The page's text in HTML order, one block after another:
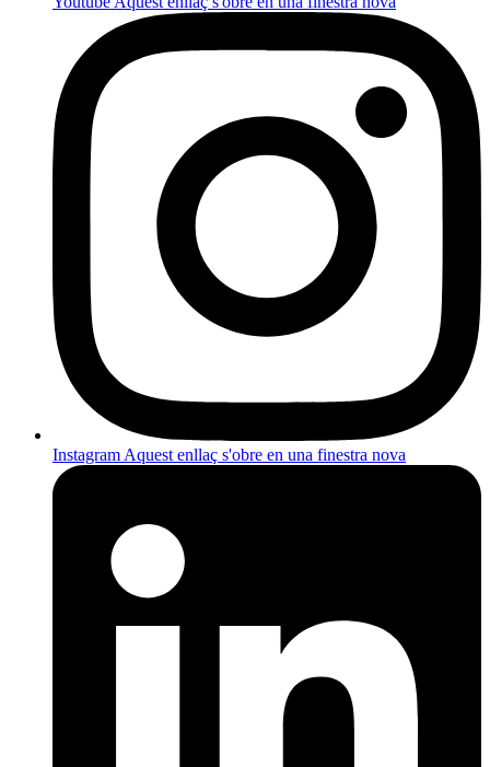
Instagram Aquest enllaç s'obre en una finestra nova